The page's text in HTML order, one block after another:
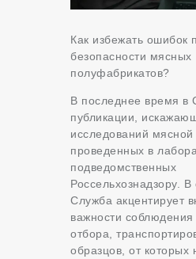
Как избежать ошибок
безопасности мясных
полуфабрикатов?
В последнее время в
публикации,
исследований мясной
проведенных в
подведомственных
Россельхознадзору. В
Служба акцентирует
важности соблюдения
отбора,
образцов, от которых